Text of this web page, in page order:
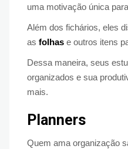
uma motivação única
Além dos fichários, eles
as folhas e outros itens
Dessa maneira, seus
organizados e sua
mais.
Planners
Quem ama organização